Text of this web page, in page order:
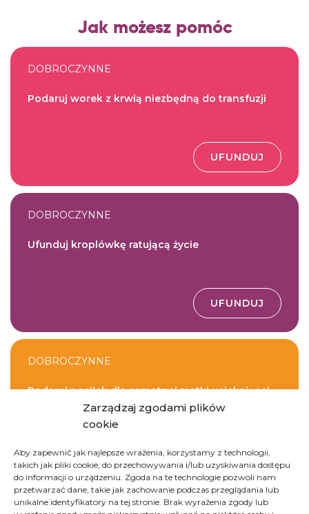
Zarządzaj zgodami plików
cookie
Aby zapewnić jak najlepsze wrażenia, korzystamy z technologii,
takich jak pliki cookie, do przechowywania i/lub uzyskiwania dostępu
do informacji o urządzeniu. Zgoda na te technologie pozwoli nam
przetwarzać dane, takie jak zachowanie podczas przeglądania lub
unikalne identyfikatory na tej stronie. Brak wyrażenia zgody lub
Jak możesz pomóc
DOBROCZYNNE
Podaruj worek z krwią niezbędną do transfuzji
UFUNDUJ
DOBROCZYNNE
Ufunduj kroplówkę ratującą życie
UFUNDUJ
DOBROCZYNNE
Podaruj posiłek dla samotnej matki uciekającej
przed wojną
UFUNDUJ